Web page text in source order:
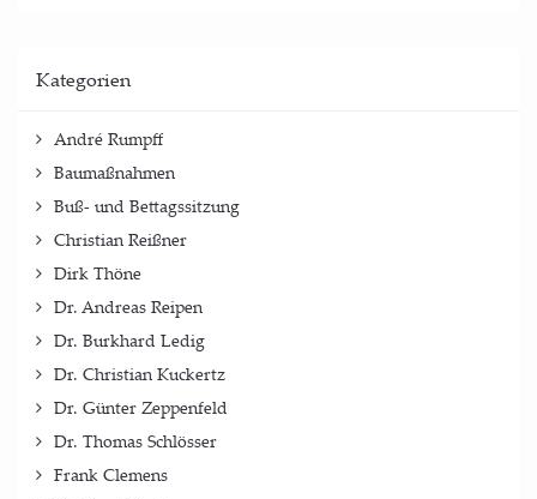
Kate­go­rien
André Rumpff
Baumaßnahmen
Buß- und Bettagssitzung
Christian Reißner
Dirk Thöne
Dr. Andreas Reipen
Dr. Burkhard Ledig
Dr. Christian Kuckertz
Dr. Günter Zeppenfeld
Dr. Thomas Schlösser
Frank Clemens